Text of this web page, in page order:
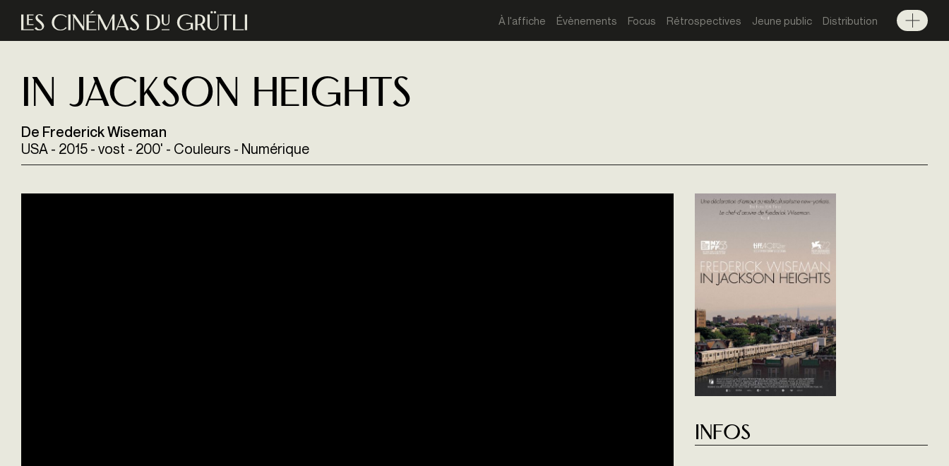
Aller au contenu principal
À l'affiche Évènements Focus Rétrospectives Jeune public Distribution
Menu
In Jackson Heights
De Frederick Wiseman
USA - 2015 - vost - 200' - Couleurs - Numérique
Infos